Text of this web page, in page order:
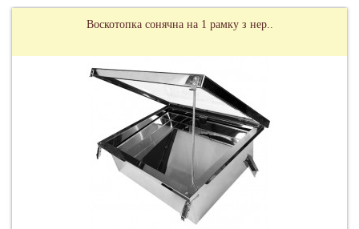
Воскотопка сонячна на 1 рамку з нер..